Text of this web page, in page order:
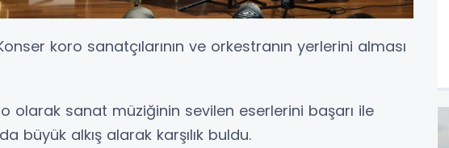
koro sanatçılarının ve orkestranın yerlerini alması
olarak sanat müziğinin sevilen eserlerini başarı ile
büyük alkış alarak karşılık buldu.